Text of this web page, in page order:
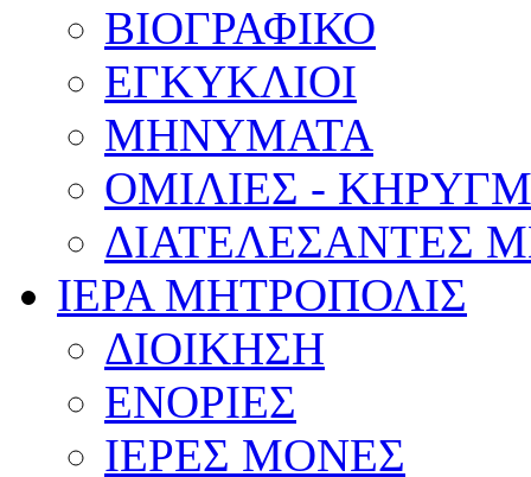
ΒΙΟΓΡΑΦΙΚΟ
ΕΓΚΥΚΛΙΟΙ
ΜΗΝΥΜΑΤΑ
ΟΜΙΛΙΕΣ -
ΔΙΑΤΕΛΕΣΑΝΤΕΣ
ΙΕΡΑ ΜΗΤΡΟΠΟΛΙΣ
ΔΙΟΙΚΗΣΗ
ΕΝΟΡΙΕΣ
ΙΕΡΕΣ ΜΟΝΕΣ